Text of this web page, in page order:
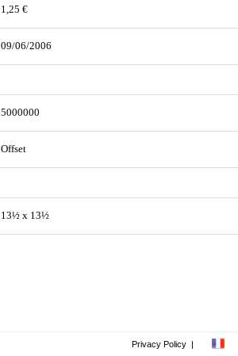
1,25 €
09/06/2006
5000000
Offset
13½ x 13½
Privacy Policy |